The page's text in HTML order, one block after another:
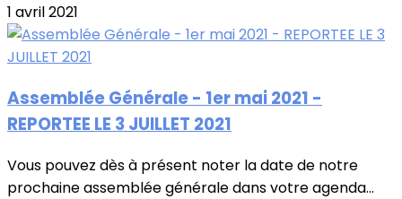
1 avril 2021
Assemblée Générale - 1er mai 2021 -
REPORTEE LE 3 JUILLET 2021
Vous pouvez dès à présent noter la date de notre
prochaine assemblée générale dans votre agenda...